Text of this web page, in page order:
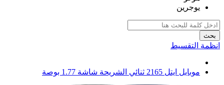
يوجرين
بحث
انظمة التقسيط
موبايل ايتل 2165 ثنائي الشريحة شاشة 1.77 بوصة